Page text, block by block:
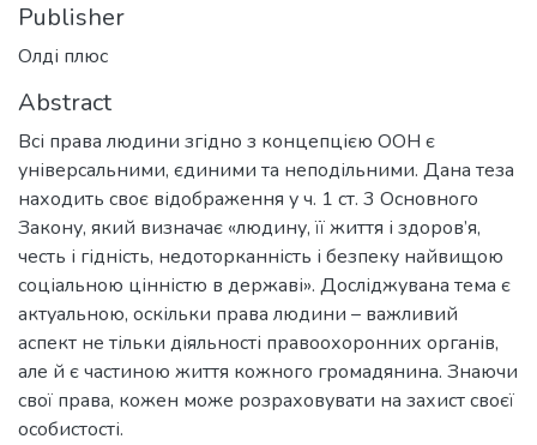
Publisher
Олді плюс
Abstract
Всі права людини згідно з концепцією ООН є
універсальними, єдиними та неподільними. Дана теза
находить своє відображення у ч. 1 ст. 3 Основного
Закону, який визначає «людину, її життя і здоров’я,
честь і гідність, недоторканність і безпеку найвищою
соціальною цінністю в державі». Досліджувана тема є
актуальною, оскільки права людини – важливий
аспект не тільки діяльності правоохоронних органів,
але й є частиною життя кожного громадянина. Знаючи
свої права, кожен може розраховувати на захист своєї
особистості.